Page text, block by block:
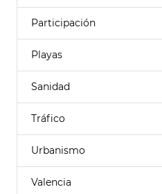
Participación
Playas
Sanidad
Tráfico
Urbanismo
Valencia